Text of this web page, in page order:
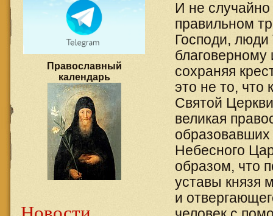
И не
правильном
Господи, люди
благоверному
сохраняя
это не то, что
Святой
великая
Небесного
образом, что
уставы князя
и
Православный
календарь